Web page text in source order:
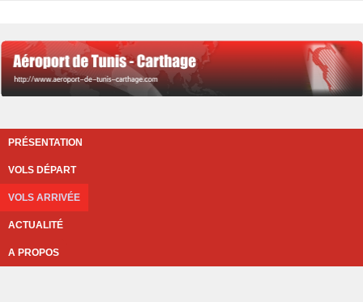
PRÉSENTATION
VOLS DÉPART
VOLS ARRIVÉE
ACTUALITÉ
A PROPOS